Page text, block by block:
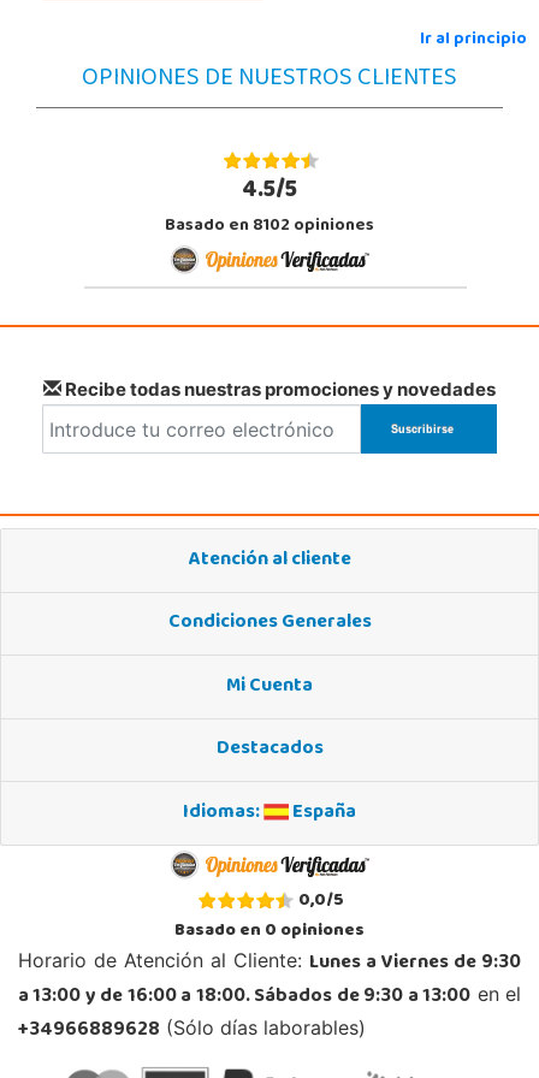
Granada
Carretera Armilla 29, Urb. Porcegram, 2
STOCK DISPONIBLE
Vizcaya
48903, Barakaldo
946095553
Localizar Tienda
Juguetilandia Ciudad Real
Parque Comercial Puerta del Ave local 5 (Avenida de la ciencia nº9)
926 230 093
POCAS UNIDADES
Juguetilandia Cocentaina
Avd. Alicante,27 (Carretera N-340)
POCAS UNIDADES
Ir al principio
OPINIONES DE NUESTROS CLIENTES
4.5/5
Basado en 8102 opiniones
Recibe todas nuestras promociones y novedades
Atención al cliente
Condiciones Generales
Mi Cuenta
Destacados
Idiomas:
España
0,0/5
Basado en0opiniones
Horario de Atención al Cliente: Lunes a Viernes de 9:30
a 13:00 y de 16:00 a 18:00. Sábados de 9:30 a 13:00 en el
+34966889628 (Sólo días laborables)